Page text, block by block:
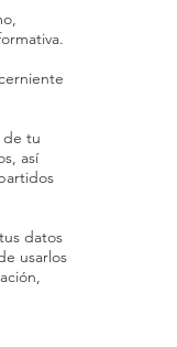
de tu
así
datos
usarlos